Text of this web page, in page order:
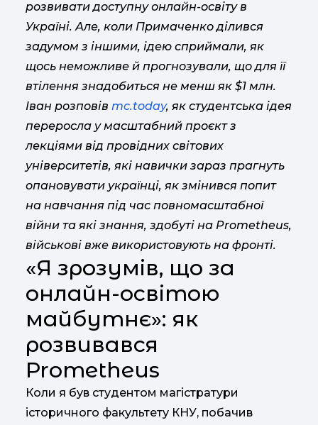
розвивати доступну онлайн-освіту в
Україні. Але, коли Примаченко ділився
задумом з іншими, ідею сприймали, як
щось неможливе й прогнозували, що для її
втілення знадобиться не менш як $1 млн.
Іван розповів mc.today, як студентська ідея
переросла у масштабний проєкт з
лекціями від провідних світових
університетів, які навички зараз прагнуть
опановувати українці, як змінився попит
на навчання під час повномасштабної
війни та які знання, здобуті на Prometheus,
військові вже використовують на фронті.
«Я зрозумів, що за
онлайн-освітою
майбутнє»: як
розвивався
Prometheus
Коли я був студентом магістратури
історичного факультету КНУ, побачив